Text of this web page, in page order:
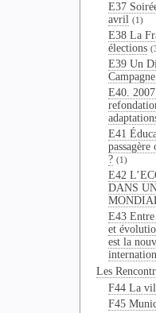
E37
avril (1)
E38 La
élections
E39 Un
Campagne
E40.
E41
? (1)
E42
DANS
E43
et
est la
Les
F44 La
F45